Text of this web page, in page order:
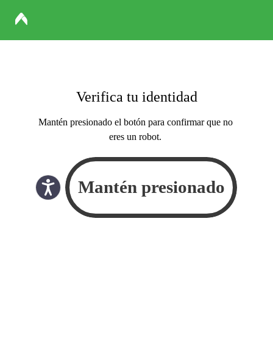
Verifica tu identidad
Mantén presionado el botón para confirmar que no
eres un robot.